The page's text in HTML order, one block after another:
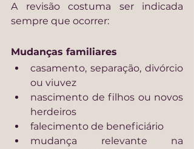
A revisão costuma ser indicada
sempre que ocorrer:
Mudanças familiares
casamento, separação, divórcio
ou viuvez
nascimento de filhos ou novos
herdeiros
falecimento de beneficiário
mudança relevante na